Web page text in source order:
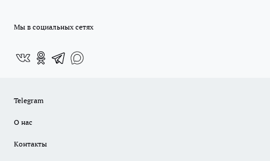
Мы в социальных сетях
Telegram
О нас
Контакты